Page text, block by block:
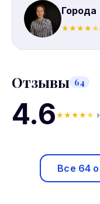
Города
★★★★★
Отзывы 64
4.6★★★★★
Все 64